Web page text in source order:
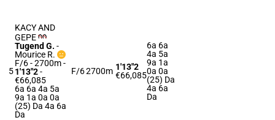
5
KACY AND
GEPE
Tugend G. -
Mourice R.
F/6 - 2700m-
1'13"2-
€66,085
6a 6a 4a 5a
9a 1a 0a 0a
(25) Da 4a 6a
Da
F/62700m 1'13"2
€66,085
6a 6a
4a 5a
9a 1a
0a 0a
(25) Da
4a 6a
Da